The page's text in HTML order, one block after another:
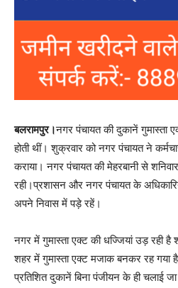
बलरामपुर।नगर पंचायत की दुकानें गुमास्ता
होती थीं। शुक्रवार को नगर पंचायत ने
कराया। नगर पंचायत की मेहरबानी से
रही।प्रशासन और नगर पंचायत के
अपने निवास में पड़े रहें।
नगर में गुमास्ता एक्ट की धज्जियां उड़ रही
शहर में गुमास्ता एक्ट मजाक बनकर रह गया
प्रतिशित दुकानें बिना पंजीयन के ही चलाई जा